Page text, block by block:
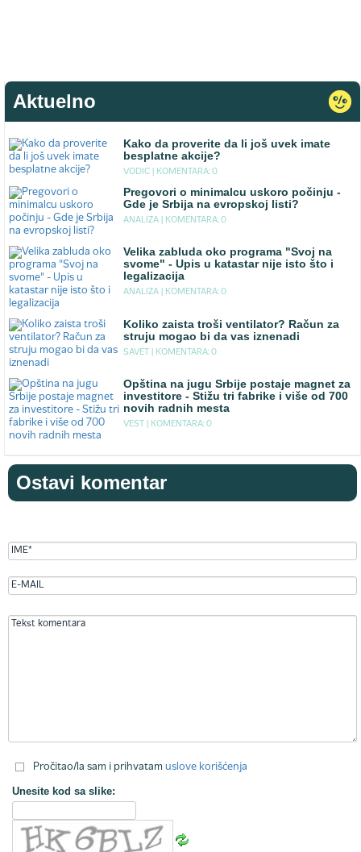
Aktuelno
Kako da proverite da li još uvek imate
besplatne akcije?
VODIC | KOMENTARA: 0
Pregovori o minimalcu uskoro počinju -
Gde je Srbija na evropskoj listi?
ANALIZA | KOMENTARA: 0
Velika zabluda oko programa "Svoj na
svome" - Upis u katastar nije isto što i
legalizacija
ANALIZA | KOMENTARA: 0
Koliko zaista troši ventilator? Račun za
struju mogao bi da vas iznenadi
SAVET | KOMENTARA: 0
Opština na jugu Srbije postaje magnet za
investitore - Stižu tri fabrike i više od 700
novih radnih mesta
VEST | KOMENTARA: 0
Ostavi komentar
Pročitao/la sam i prihvatam uslove korišćenja
Unesite kod sa slike: